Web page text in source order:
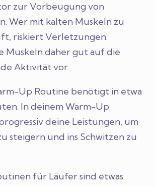
zur Vorbeugung von
Wer mit kalten Muskeln zu
riskiert Verletzungen.
Muskeln daher gut auf die
Aktivität vor.
Up Routine benötigt in etwa
In deinem Warm-Up
deine Leistungen, um
steigern und ins Schwitzen zu
für Läufer sind etwas